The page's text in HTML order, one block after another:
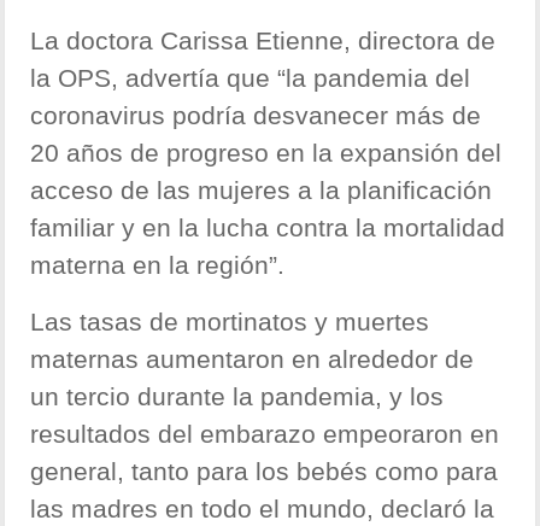
La doctora Carissa Etienne, directora de
la OPS, advertía que “la pandemia del
coronavirus podría desvanecer más de
20 años de progreso en la expansión del
acceso de las mujeres a la planificación
familiar y en la lucha contra la mortalidad
materna en la región”.
Las tasas de mortinatos y muertes
maternas aumentaron en alrededor de
un tercio durante la pandemia, y los
resultados del embarazo empeoraron en
general, tanto para los bebés como para
las madres en todo el mundo, declaró la